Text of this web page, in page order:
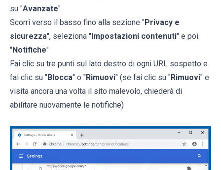
su "Avanzate"
Scorri verso il basso fino alla sezione "Privacy e
sicurezza", seleziona "Impostazioni contenuti" e poi
"Notifiche"
Fai clic su tre punti sul lato destro di ogni URL sospetto e
fai clic su "Blocca" o "Rimuovi" (se fai clic su "Rimuovi" e
visita ancora una volta il sito malevolo, chiederà di
abilitare nuovamente le notifiche)